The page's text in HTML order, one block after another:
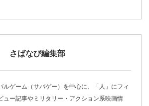
さばなび編集部
ルゲーム（サバゲー）を中心に、「人」にフィ
ュー記事やミリタリー・アクション系映画情